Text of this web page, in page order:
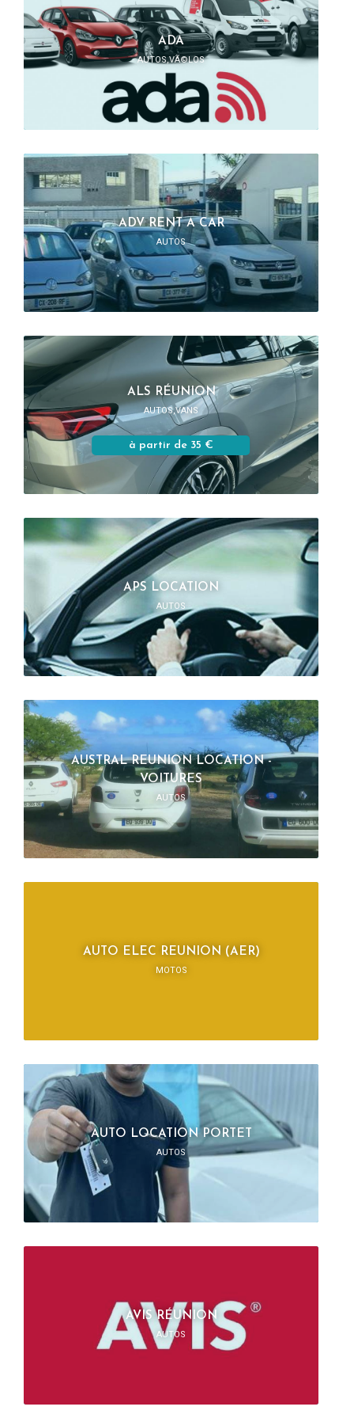
ADA
AUTOS,VÃ©LOS
ADV RENT A CAR
AUTOS
ALS RÉUNION
AUTOS,VANS
à partir de 35 €
APS LOCATION
AUTOS
AUSTRAL REUNION LOCATION -
VOITURES
AUTOS
AUTO ELEC REUNION (AER)
MOTOS
AUTO LOCATION PORTET
AUTOS
AVIS RÉUNION
AUTOS